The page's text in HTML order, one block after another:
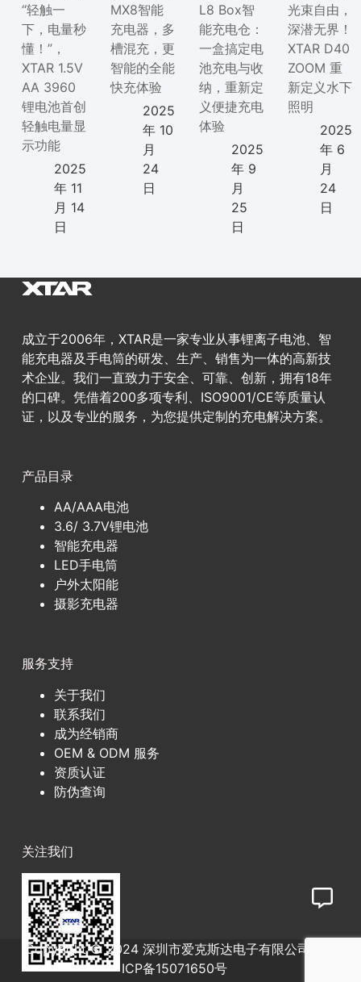
“轻触一
下，电量秒
懂！”，
XTAR 1.5V
AA 3960
锂电池首创
轻触电量显
示功能
2025
年 11
月 14
日
MX8智能
充电器，多
槽混充，更
智能的全能
快充体验
2025
年 10
月
24
日
L8 Box智
能充电仓：
一盒搞定电
池充电与收
纳，重新定
义便捷充电
体验
2025
年 9
月
25
日
光束自由，
深潜无界！
XTAR D40
ZOOM 重
新定义水下
照明
2025
年 6
月
24
日
成立于2006年，XTAR是一家专业从事锂离子电池、智
能充电器及手电筒的研发、生产、销售为一体的高新技
术企业。我们一直致力于安全、可靠、创新，拥有18年
的口碑。凭借着200多项专利、ISO9001/CE等质量认
证，以及专业的服务，为您提供定制的充电解决方案。
产品目录
AA/AAA电池
3.6/ 3.7V锂电池
智能充电器
LED手电筒
户外太阳能
摄影充电器
服务支持
关于我们
联系我们
成为经销商
OEM & ODM 服务
资质认证
防伪查询
关注我们
Copyright © 2024 深圳市爱克斯达电子有限公司
ICP备15071650号